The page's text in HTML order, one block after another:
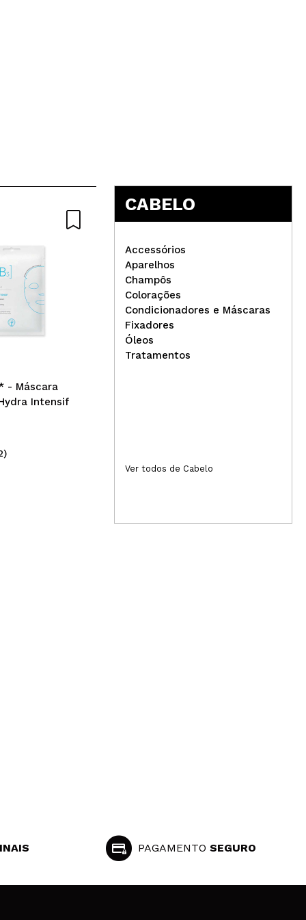
- Máscara
Intensif
Claresa - *Dusty Rose* -
Seque o esmalte
semipermanente - 01
4,95€
CABELO
Accessórios
Aparelhos
Champôs
Colorações
Condicionadores e Máscaras
Fixadores
Óleos
Tratamentos
Ver todos de Cabelo
PAGAMENTOSEGURO